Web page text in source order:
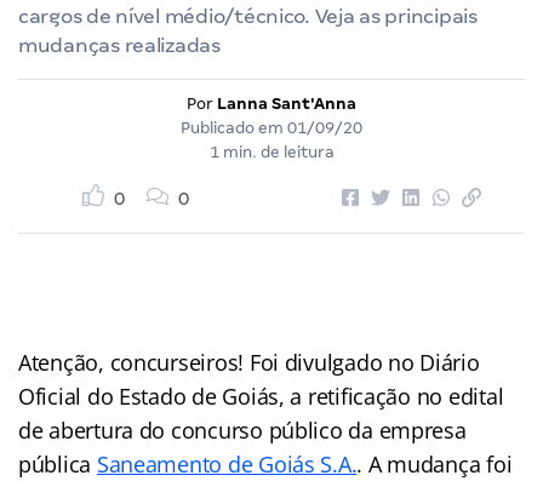
cargos de nível médio/técnico. Veja as principais
mudanças realizadas
Por Lanna Sant'Anna
Publicado em 01/09/20
1 min. de leitura
0 0
Atenção, concurseiros! Foi divulgado no Diário
Oficial do Estado de Goiás, a retificação no edital
de abertura do concurso público da empresa
pública Saneamento de Goiás S.A.. A mudança foi